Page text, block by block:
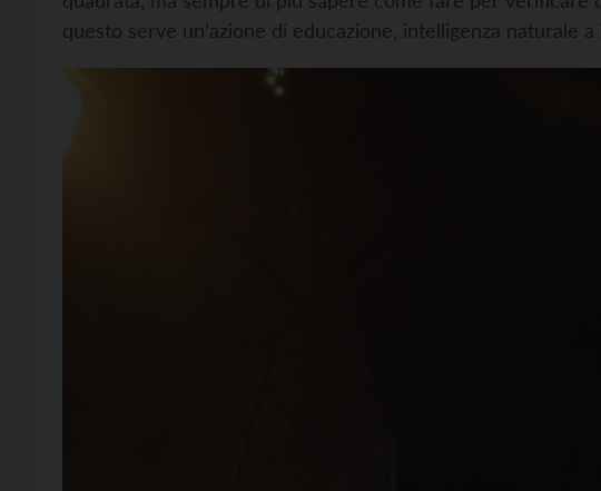
questo serve un’azione di educazione, intelligenza naturale a